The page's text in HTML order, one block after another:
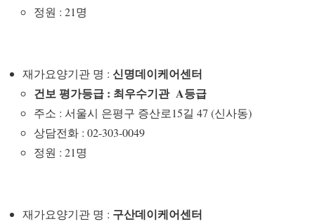
정원 : 21명
재가요양기관 명 : 신명데이케어센터
건보 평가등급 : 최우수기관 A등급
주소 : 서울시 은평구 증산로15길 47 (신사동)
상담전화 : 02-303-0049
정원 : 21명
재가요양기관 명 : 구산데이케어센터